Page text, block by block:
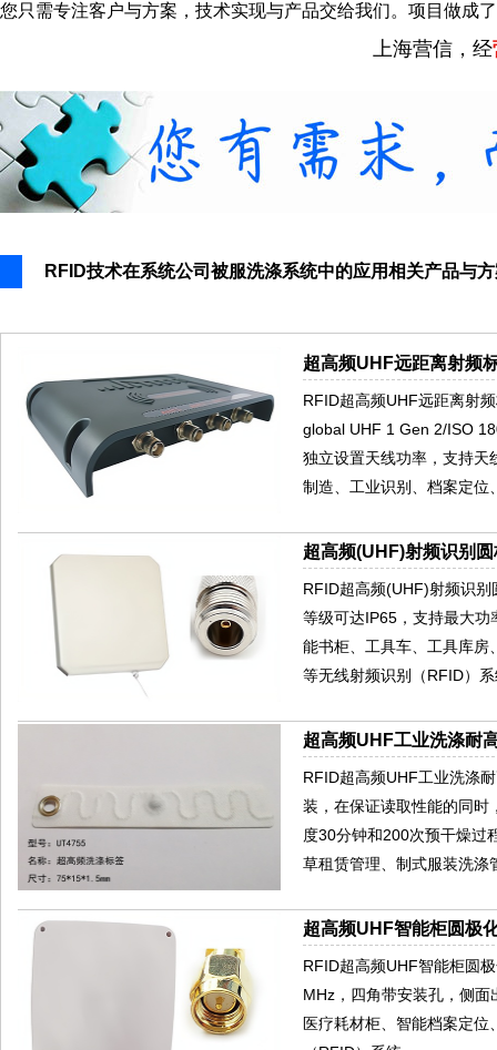
您只需专注客户与方案，技术实现与产品交给我们。项目做成
上海营信，经
RFID技术在系统公司被服洗涤系统中的应用相关产品与
超高频UHF远距离射频
RFID超高频UHF远距离射
global UHF 1 Gen 2/ISO
独立设置天线功率，支持天
制造、工业识别、档案定位
超高频(UHF)射频识别
RFID超高频(UHF)射频识
等级可达IP65，支持最大
能书柜、工具车、工具库房
等无线射频识别（RFID）
超高频UHF工业洗涤耐
RFID超高频UHF工业洗涤
装，在保证读取性能的同时
度30分钟和200次预干燥过
草租赁管理、制式服装洗涤
超高频UHF智能柜圆极
RFID超高频UHF智能柜圆
MHz，四角带安装孔，侧
医疗耗材柜、智能档案定